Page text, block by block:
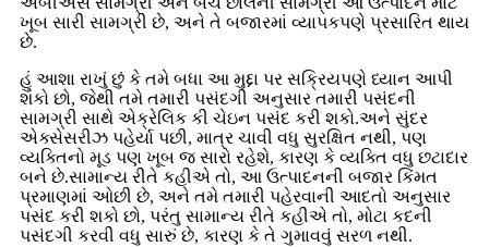
ખૂબ સારી સામગ્રી છે, અને તે બજારમાં વ્યાપકપણે પ્રસારિત થાય
છે.
હું આશા રાખું છું કે તમે બધા આ મુદ્દા પર સક્રિયપણે ધ્યાન આપી
શકો છો, જેથી તમે તમારી પસંદગી અનુસાર તમારી પસંદની
સામગ્રી સાથે એક્રેલિક કી ચેઇન પસંદ કરી શકો.અને સુંદર
એક્સેસરીઝ પહેર્યા પછી, માત્ર ચાવી વધુ સુરક્ષિત નથી, પણ
વ્યક્તિનો મૂડ પણ ખૂબ જ સારો રહેશે, કારણ કે વ્યક્તિ વધુ છટાદાર
બને છે.સામાન્ય રીતે કહીએ તો, આ ઉત્પાદનની બજાર કિંમત
પ્રમાણમાં ઓછી છે, અને તમે તમારી પહેરવાની આદતો અનુસાર
પસંદ કરી શકો છો, પરંતુ સામાન્ય રીતે કહીએ તો, મોટા કદની
પસંદગી કરવી વધુ સારું છે, કારણ કે તે ગુમાવવું સરળ નથી.